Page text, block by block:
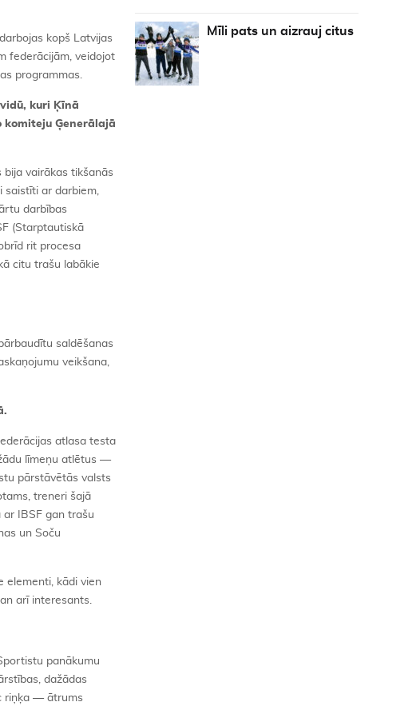
kopš Latvijas
federācijām, veidojot
programmas.
kuri Ķīnā
komiteju Ģenerālajā
vairākas tikšanās
saistīti ar darbiem,
darbības
(Starptautiskā
rit procesa
citu trašu labākie
saldēšanas
veikšana,
atlasa testa
līmeņu atlētus —
pārstāvētās valsts
treneri šajā
ar IBSF gan trašu
un Soču
elementi, kādi vien
arī interesants.
panākumu
dažādas
riņķa — ātrums
Mīli pats un aizrauj citus